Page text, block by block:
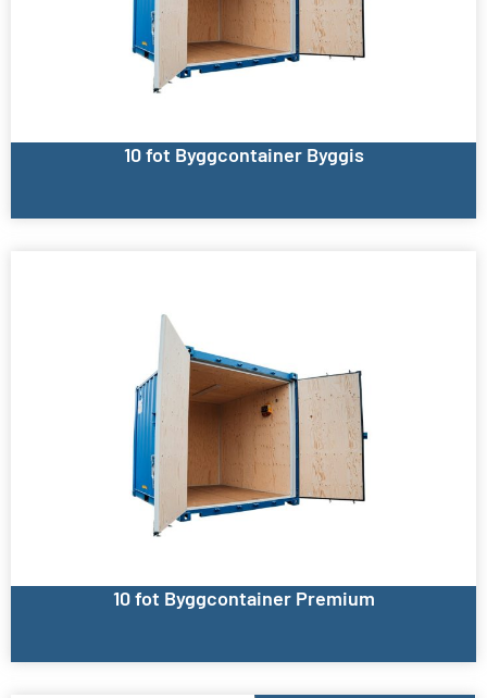
10 fot Byggcontainer Byggis
10 fot Byggcontainer Premium